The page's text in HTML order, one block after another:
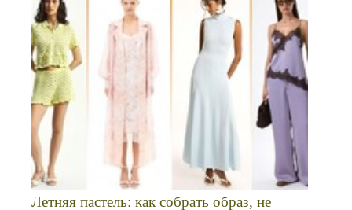
Летняя пастель: как собрать образ, не